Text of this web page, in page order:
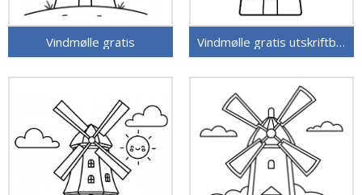
Vindmølle gratis Vindmølle gratis utskriftbar